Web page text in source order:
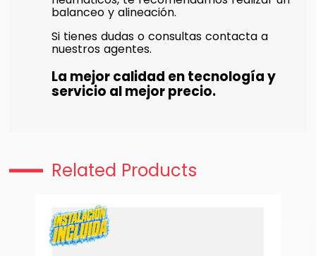
balanceo y alineación.
Si tienes dudas o consultas contacta a
nuestros agentes.
La mejor calidad en tecnología y
servicio al mejor precio.
Related Products